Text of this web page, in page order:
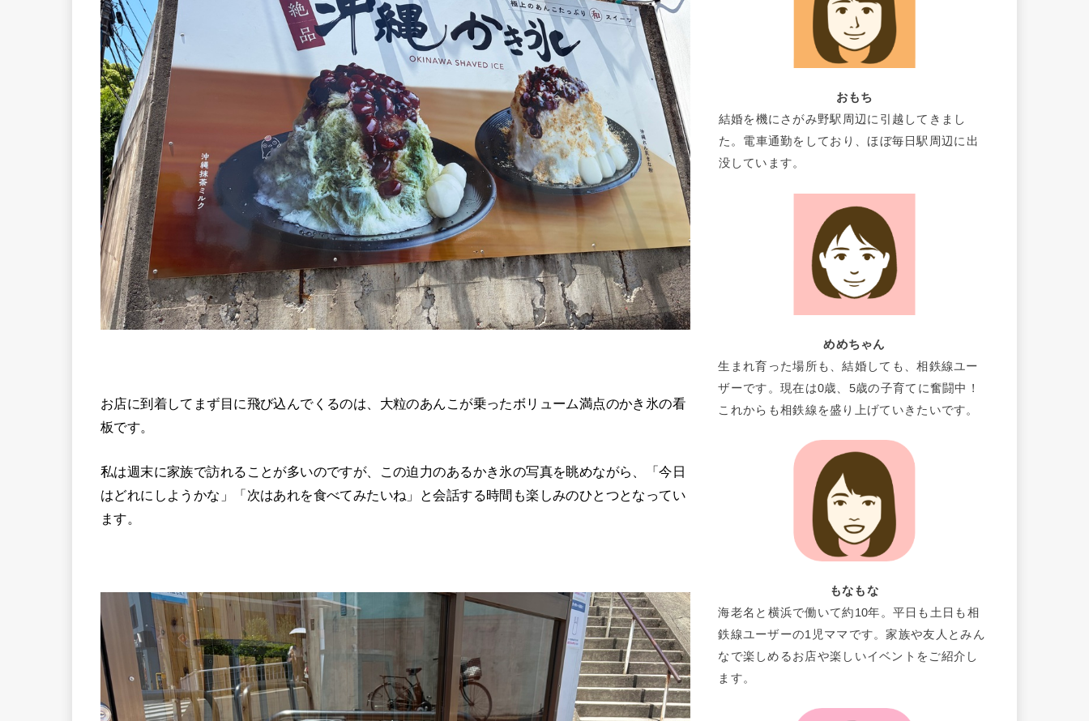
お店に到着してまず目に飛び込んでくるのは、大粒のあんこが乗ったボリューム満点のかき氷の看
板です。
私は週末に家族で訪れることが多いのですが、この迫力のあるかき氷の写真を眺めながら、「今日
はどれにしようかな」「次はあれを食べてみたいね」と会話する時間も楽しみのひとつとなってい
ます。
おもち
結婚を機にさがみ野駅周辺に引越してきまし
た。電車通勤をしており、ほぼ毎日駅周辺に出
没しています。
めめちゃん
生まれ育った場所も、結婚しても、相鉄線ユー
ザーです。現在は0歳、5歳の子育てに奮闘中！
これからも相鉄線を盛り上げていきたいです。
もなもな
海老名と横浜で働いて約10年。平日も土日も相
鉄線ユーザーの1児ママです。家族や友人とみん
なで楽しめるお店や楽しいイベントをご紹介し
ます。